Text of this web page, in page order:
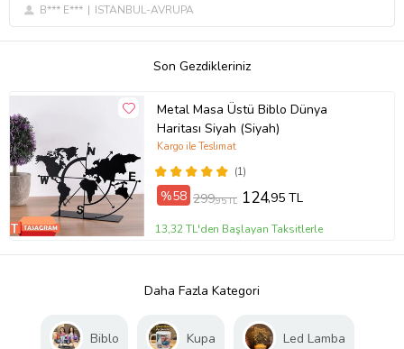
B*** E*** ISTANBUL-AVRUPA
Son Gezdikleriniz
Metal Masa Üstü Biblo Dünya
Haritası Siyah (Siyah)
(1)
Kargo ile Teslimat
%58 299,95 TL 124,95 TL
13,32 TL'den Başlayan Taksitlerle
Daha Fazla Kategori
Biblo Kupa Led Lamba